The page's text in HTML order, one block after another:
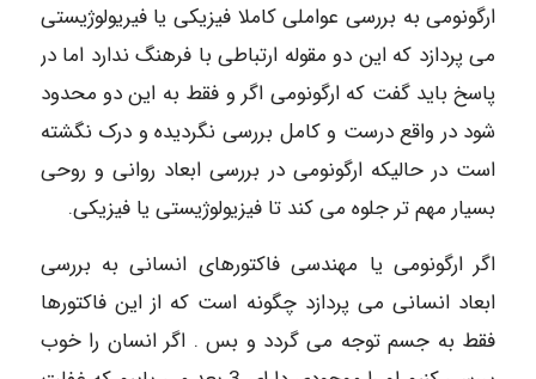
ارگونومی به بررسی عواملی کاملا فیزیکی یا فیریولوژیستی
می پردازد که این دو مقوله ارتباطی با فرهنگ ندارد اما در
پاسخ باید گفت که ارگونومی اگر و فقط به این دو محدود
شود در واقع درست و کامل بررسی نگردیده و درک نگشته
است در حالیکه ارگونومی در بررسی ابعاد روانی و روحی
بسیار مهم تر جلوه می کند تا فیزیولوژیستی یا فیزیکی.
اگر ارگونومی یا مهندسی فاکتورهای انسانی به بررسی
ابعاد انسانی می پردازد چگونه است که از این فاکتورها
فقط به جسم توجه می گردد و بس . اگر انسان را خوب